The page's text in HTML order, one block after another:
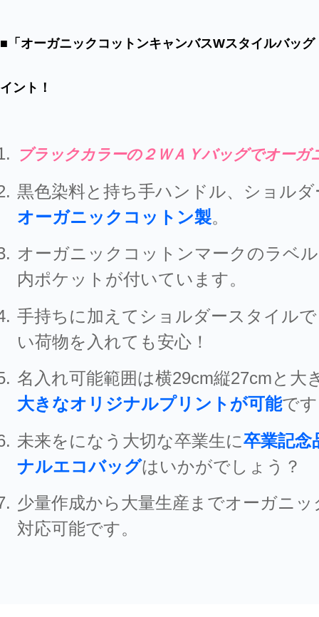
■「オーガニックコットンキャンバスWスタイルバッ
イント！
ブラックカラーの２ＷＡＹバッグでオーガ
黒色染料と持ち手ハンドル、ショル
オーガニックコットン製。
オーガニックコットンマークのラベ
内ポケットが付いています。
手持ちに加えてショルダースタイル
い荷物を入れても安心！
名入れ可能範囲は横29cm縦27cmと大
大きなオリジナルプリントが可能で
未来をになう大切な卒業生に卒業記念
ナルエコバッグはいかがでしょう？
少量作成から大量生産までオーガニ
対応可能です。